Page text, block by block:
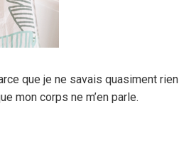
que je ne savais quasiment rien
mon corps ne m’en parle.